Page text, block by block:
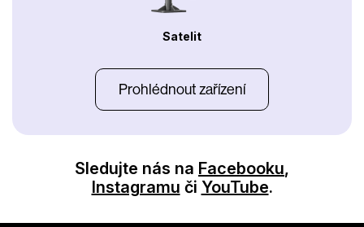
Satelit
Prohlédnout zařízení
Sledujte nás na Facebooku,
Instagramu či YouTube.